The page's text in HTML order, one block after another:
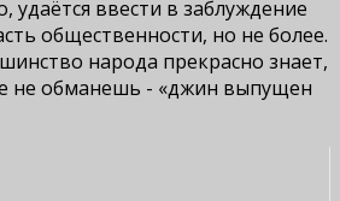
удаётся ввести в заблуждение
общественности, но не более.
народа прекрасно знает,
не обманешь - «джин выпущен